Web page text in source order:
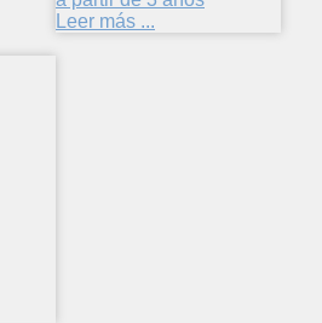
Leer más ...